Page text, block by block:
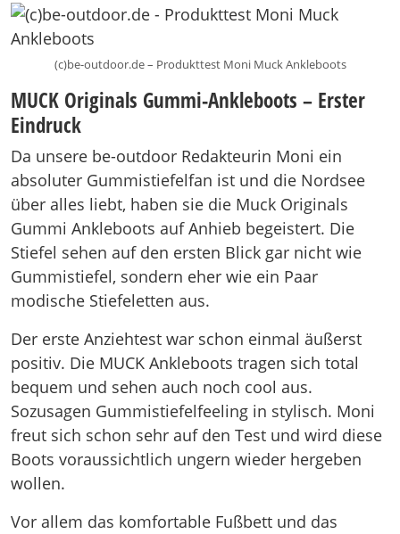
(c)be-outdoor.de – Produkttest Moni Muck Ankleboots
MUCK Originals Gummi-Ankleboots – Erster
Eindruck
Da unsere be-outdoor Redakteurin Moni ein
absoluter Gummistiefelfan ist und die Nordsee
über alles liebt, haben sie die Muck Originals
Gummi Ankleboots auf Anhieb begeistert. Die
Stiefel sehen auf den ersten Blick gar nicht wie
Gummistiefel, sondern eher wie ein Paar
modische Stiefeletten aus.
Der erste Anziehtest war schon einmal äußerst
positiv. Die MUCK Ankleboots tragen sich total
bequem und sehen auch noch cool aus.
Sozusagen Gummistiefelfeeling in stylisch. Moni
freut sich schon sehr auf den Test und wird diese
Boots voraussichtlich ungern wieder hergeben
wollen.
Vor allem das komfortable Fußbett und das